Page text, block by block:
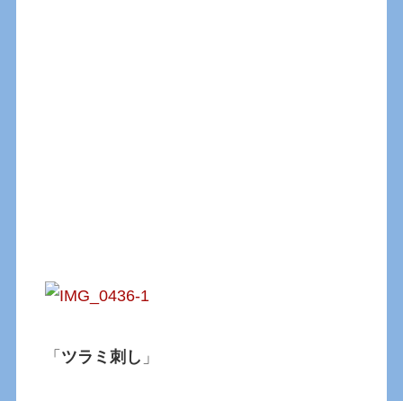
「 ツラミ刺し 」